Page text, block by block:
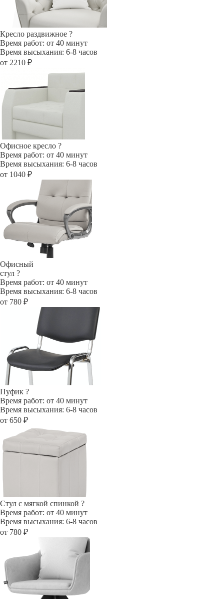
Кресло раздвижное ?
Время работ: от 40 минут
Время высыхания: 6-8 часов
от 2210 ₽
Офисное кресло ?
Время работ: от 40 минут
Время высыхания: 6-8 часов
от 1040 ₽
Офисный
стул ?
Время работ: от 40 минут
Время высыхания: 6-8 часов
от 780 ₽
Пуфик ?
Время работ: от 40 минут
Время высыхания: 6-8 часов
от 650 ₽
Стул с мягкой спинкой ?
Время работ: от 40 минут
Время высыхания: 6-8 часов
от 780 ₽